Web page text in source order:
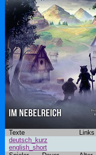
Texte Links
deutsch_kurz
english_short